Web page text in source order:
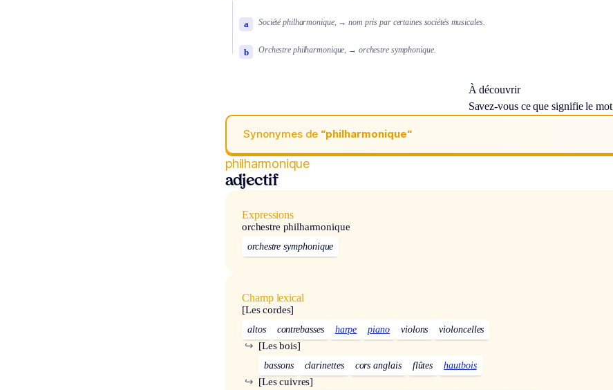
a Société philharmonique, → nom pris par certaines sociétés musicales.
b Orchestre philharmonique, → orchestre symphonique.
À découvrir
Savez-vous ce que signifie le mot
Synonymes de “philharmonique“
philharmonique
adjectif
Expressions
orchestre philharmonique
orchestre symphonique
Champ lexical
[Les cordes]
altos contrebasses harpe piano violons violoncelles
[Les bois]
↪
bassons clarinettes cors anglais flûtes hautbois
[Les cuivres]
↪